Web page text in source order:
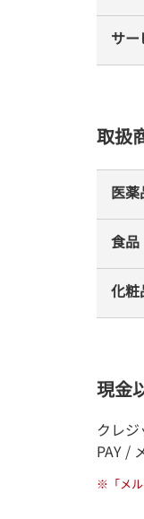
サー
取扱
医
食品
化粧
現金
クレ
PAY /
※ 「メ